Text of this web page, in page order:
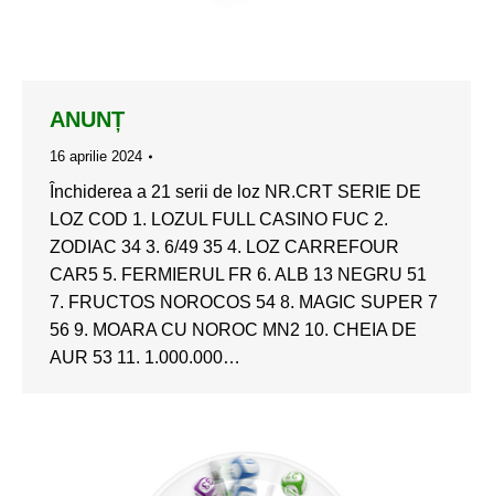
ANUNȚ
16 aprilie 2024
Închiderea a 21 serii de loz NR.CRT SERIE DE
LOZ COD 1. LOZUL FULL CASINO FUC 2.
ZODIAC 34 3. 6/49 35 4. LOZ CARREFOUR
CAR5 5. FERMIERUL FR 6. ALB 13 NEGRU 51
7. FRUCTOS NOROCOS 54 8. MAGIC SUPER 7
56 9. MOARA CU NOROC MN2 10. CHEIA DE
AUR 53 11. 1.000.000…